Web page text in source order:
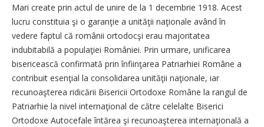
Mari create prin actul de unire de la 1 decembrie 1918. Acest
lucru constituia şi o garanţie a unităţii naţionale având în
vedere faptul că românii ortodocşi erau majoritatea
indubitabilă a populaţiei României. Prin urmare, unificarea
bisericească confirmată prin înfiinţarea Patriarhiei Române a
contribuit esenţial la consolidarea unităţii naţionale, iar
recunoaşterea ridicării Bisericii Ortodoxe Române la rangul de
Patriarhie la nivel internaţional de către celelalte Biserici
Ortodoxe Autocefale întărea şi recunoaşterea internaţională a